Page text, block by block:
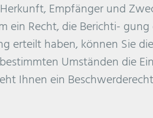
Empfänger und
Recht, die Berichti-
erteilt haben, können Sie
Umständen die
Ihnen ein